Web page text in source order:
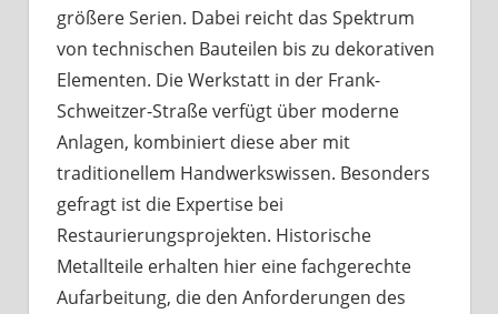
größere Serien. Dabei reicht das Spektrum
von technischen Bauteilen bis zu dekorativen
Elementen. Die Werkstatt in der Frank-
Schweitzer-Straße verfügt über moderne
Anlagen, kombiniert diese aber mit
traditionellem Handwerkswissen. Besonders
gefragt ist die Expertise bei
Restaurierungsprojekten. Historische
Metallteile erhalten hier eine fachgerechte
Aufarbeitung, die den Anforderungen des